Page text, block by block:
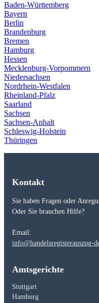
Baden-Württemberg
Bayern
Berlin
Brandenburg
Bremen
Hamburg
Hessen
Mecklenburg-Vorpommern
Niedersachsen
Nordrhein-Westfalen
Rheinland-Pfalz
Saarland
Sachsen
Sachsen-Anhalt
Schleswig-Holstein
Thüringen
Kontakt
Sie haben Fragen oder
Oder Sie brauchen Hilfe?
Email:
info@handelsregisterauszug-
Amtsgerichte
Stuttgart
Hamburg